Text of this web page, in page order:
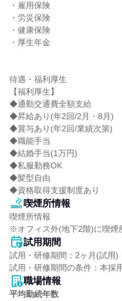
・雇用保険
・労災保険
・健康保険
・厚生年金
待遇・福利厚生
【福利厚生】
◆通勤交通費全額支給
◆昇給あり(年2回/2月・8月)
◆賞与あり(年2回/業績次第)
◆職能手当
◆結婚手当(1万円)
◆私服勤務OK
◆髪型自由
◆資格取得支援制度あり
喫煙所情報
喫煙所情報
※オフィス外(地下2階)に喫煙
試用期間
試用・研修期間：2ヶ月(試用)
職場情報
平均勤続年数